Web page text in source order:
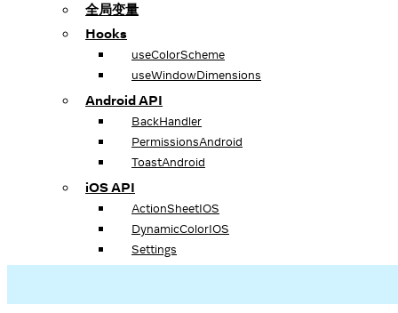
全局变量
Hooks
useColorScheme
useWindowDimensions
Android API
BackHandler
PermissionsAndroid
ToastAndroid
iOS API
ActionSheetIOS
DynamicColorIOS
Settings